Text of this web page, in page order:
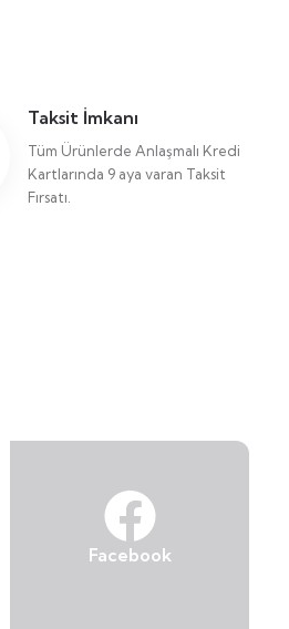
Taksit İmkanı
Tüm Ürünlerde Anlaşmalı Kredi
Kartlarında 9 aya varan Taksit
Fırsatı.
Facebook